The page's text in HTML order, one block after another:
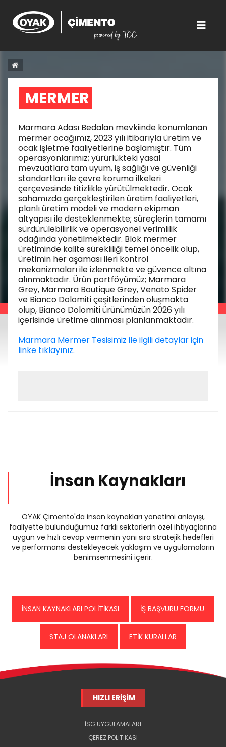
MERMER
Marmara Adası Bedalan mevkiinde konumlanan
mermer ocağımız, 2023 yılı itibarıyla üretim ve
ocak işletme faaliyetlerine başlamıştır. Tüm
operasyonlarımız; yürürlükteki yasal
mevzuatlara tam uyum, iş sağlığı ve güvenliği
standartları ile çevre koruma ilkeleri
çerçevesinde titizlikle yürütülmektedir. Ocak
sahamızda gerçekleştirilen üretim faaliyetleri,
planlı üretim modeli ve modern ekipman
altyapısı ile desteklenmekte; süreçlerin tamamı
sürdürülebilirlik ve operasyonel verimlilik
odağında yönetilmektedir. Blok mermer
üretiminde kalite sürekliliği temel öncelik olup,
üretimin her aşaması ileri kontrol
mekanizmaları ile izlenmekte ve güvence altına
alınmaktadır. Ürün portföyümüz; Marmara
Grey, Marmara Boutique Grey, Venato Spider
ve Bianco Dolomiti çeşitlerinden oluşmakta
olup, Bianco Dolomiti ürünümüzün 2026 yılı
içerisinde üretime alınması planlanmaktadır.
Marmara Mermer Tesisimiz ile ilgili detaylar için
linke tıklayınız.
İnsan Kaynakları
OYAK Çimento'da insan kaynakları yönetimi anlayışı,
faaliyette bulunduğumuz farklı sektörlerin özel ihtiyaçlarına
uygun ve hızlı cevap vermenin yanı sıra stratejik hedefleri
ve performansı destekleyecek yaklaşım ve uygulamaların
benimsenmesini içerir.
İNSAN KAYNAKLARI POLİTİKASI İŞ BAŞVURU FORMU
STAJ OLANAKLARI ETİK KURALLAR
HIZLI ERİŞİM
İSG UYGULAMALARI
ÇEREZ POLİTİKASI